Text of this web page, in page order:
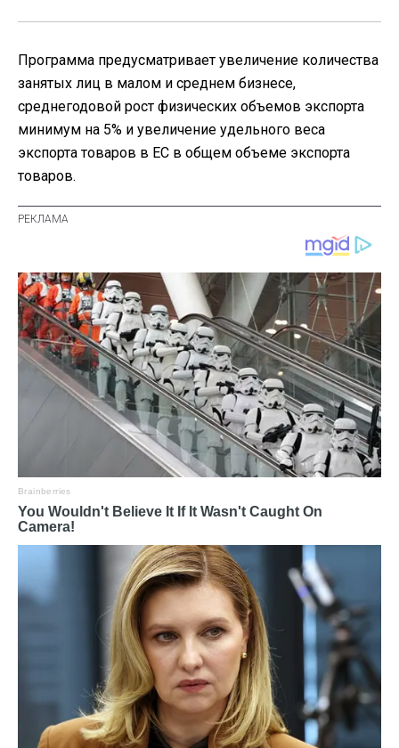
Программа предусматривает увеличение количества
занятых лиц в малом и среднем бизнесе,
среднегодовой рост физических объемов экспорта
минимум на 5% и увеличение удельного веса
экспорта товаров в ЕС в общем объеме экспорта
товаров.